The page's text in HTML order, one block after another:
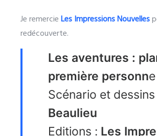
Je remercieLes Impressions Nouvelles
redécouverte.
Les aventures :
première personn
Scénario et
Beaulieu
Editions : Les